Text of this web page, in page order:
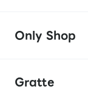
Only Shop
Gratte